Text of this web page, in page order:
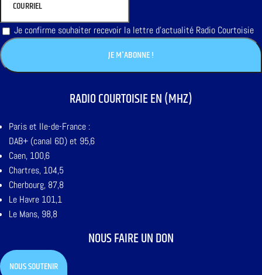
Je confirme souhaiter recevoir la lettre d'actualité Radio Courtoisie
RADIO COURTOISIE EN (MHZ)
Paris et Ile-de-France :
DAB+ (canal 6D) et 95,6
Caen, 100,6
Chartres, 104,5
Cherbourg, 87,8
Le Havre 101,1
Le Mans, 98,8
NOUS FAIRE UN DON
NOUS SOUTENIR